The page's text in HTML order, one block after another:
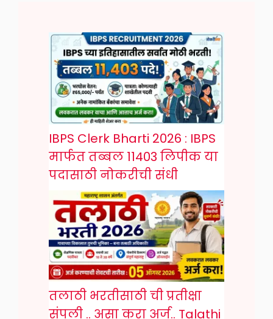
IBPS Clerk Bharti 2026 : IBPS
मार्फत तब्बल 11403 लिपीक या
पदासाठी नोकरीची संधी
तलाठी भरतीसाठी ची प्रतीक्षा
संपली .. असा करा अर्ज.. Talathi